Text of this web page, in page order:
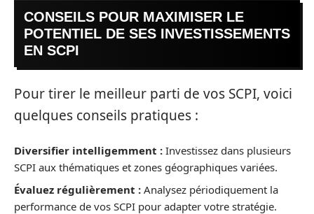
CONSEILS POUR MAXIMISER LE
POTENTIEL DE SES INVESTISSEMENTS
EN SCPI
Pour tirer le meilleur parti de vos SCPI, voici
quelques conseils pratiques :
Diversifier intelligemment : Investissez dans plusieurs
SCPI aux thématiques et zones géographiques variées.
Évaluez régulièrement : Analysez périodiquement la
performance de vos SCPI pour adapter votre stratégie.